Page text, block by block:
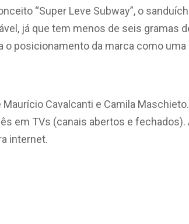
“Super Leve Subway”, o
já que tem menos de seis gramas
o posicionamento da marca como
Cavalcanti e Camila
em TVs (canais abertos e fechados).
internet.